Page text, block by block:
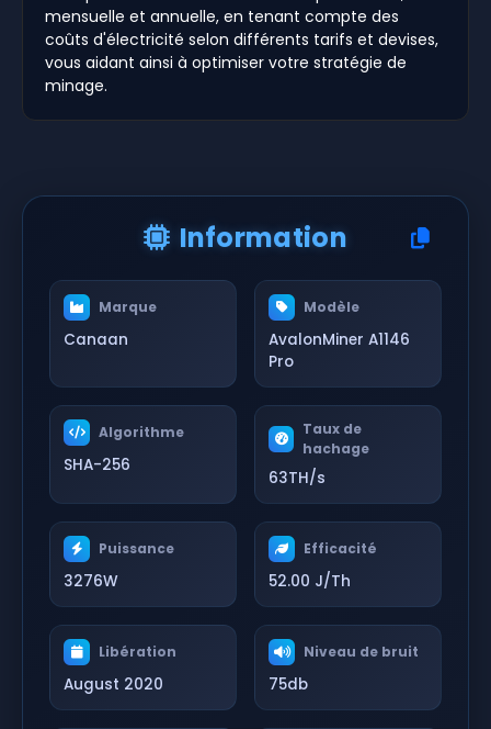
mensuelle et annuelle, en tenant compte des
coûts d'électricité selon différents tarifs et devises,
vous aidant ainsi à optimiser votre stratégie de
minage.
Information
Marque
Canaan
Modèle
AvalonMiner A1146
Pro
Algorithme
SHA-256
Taux de
hachage
63TH/s
Puissance
3276W
Efficacité
52.00 J/Th
Libération
August 2020
Niveau de bruit
75db